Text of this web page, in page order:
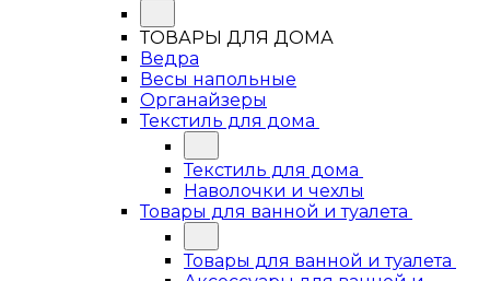
ТОВАРЫ ДЛЯ ДОМА
Ведра
Весы напольные
Органайзеры
Текстиль для дома
Текстиль для дома
Наволочки и чехлы
Товары для ванной и туалета
Товары для ванной и туалета